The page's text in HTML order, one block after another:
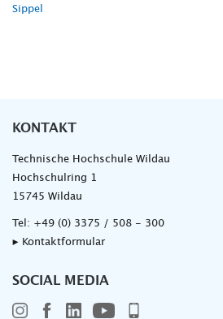
Sippel
KONTAKT
Technische Hochschule Wildau
Hochschulring 1
15745 Wildau
Tel: +49 (0) 3375 / 508 - 300
▸ Kontaktformular
SOCIAL MEDIA